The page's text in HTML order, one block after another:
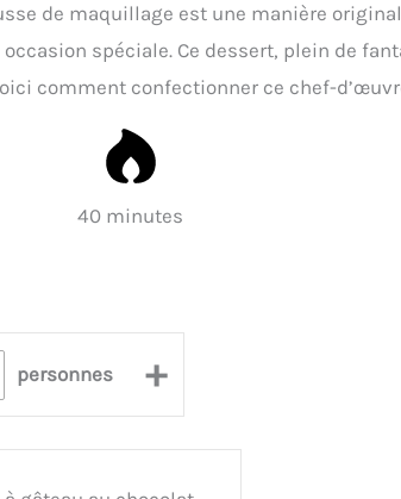
de maquillage est une manière
spéciale. Ce dessert, plein de
comment confectionner ce chef-
40 minutes
personnes +